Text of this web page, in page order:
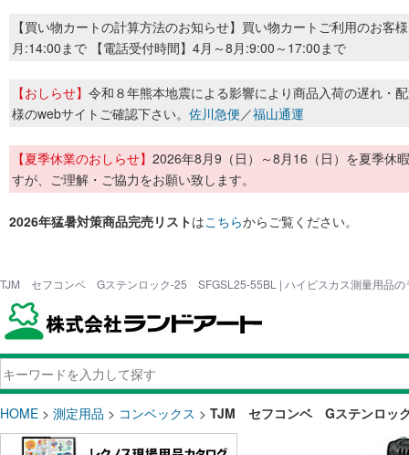
【買い物カートの計算方法のお知らせ】買い物カートご利用のお客
月:14:00まで 【電話受付時間】4月～8月:9:00～17:00まで
【おしらせ】 令和８年熊本地震による影響により商品入荷の遅れ・
様のwebサイトご確認下さい。 佐川急便／福山通運
【夏季休業のおしらせ】 2026年8月9（日）～8月16（日）を夏季休
すが、ご理解・ご協力をお願い致します。
2026年猛暑対策商品完売リストはこちらからご覧ください。
TJM セフコンベ Gステンロック-25 SFGSL25-55BL | ハイビスカス測量用品の
HOME > 測定用品 > コンベックス > TJM セフコンベ Gステンロッ